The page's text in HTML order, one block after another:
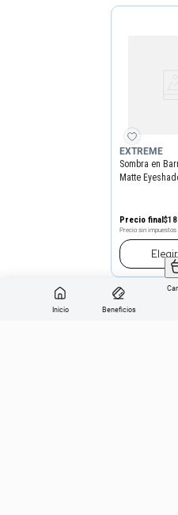
Inicio Beneficios
EXTREME
Sombra en
Matte
Precio final$18
Precio sin impuestos